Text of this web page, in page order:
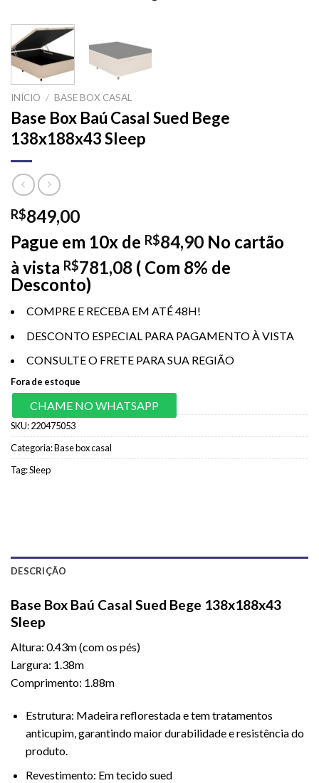
INÍCIO / BASE BOX CASAL
Base Box Baú Casal Sued Bege
138x188x43 Sleep
R$849,00
Pague em 10x de R$84,90 No cartão
à vista R$781,08 ( Com 8% de
Desconto)
COMPRE E RECEBA EM ATÉ 48H!
DESCONTO ESPECIAL PARA PAGAMENTO À VISTA
CONSULTE O FRETE PARA SUA REGIÃO
Fora de estoque
CHAME NO WHATSAPP
SKU:220475053
Categoria:Base box casal
Tag:Sleep
DESCRIÇÃO
Base Box Baú Casal Sued Bege 138x188x43
Sleep
Altura: 0.43m (com os pés)
Largura: 1.38m
Comprimento: 1.88m
Estrutura: Madeira reflorestada e tem tratamentos
anticupim, garantindo maior durabilidade e resistência do
produto.
Revestimento: Em tecido sued